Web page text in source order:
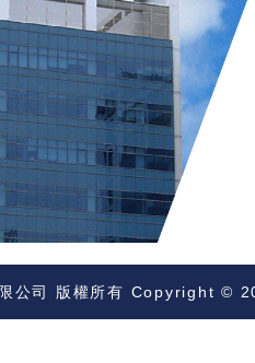
限公司 版權所有 Copyright